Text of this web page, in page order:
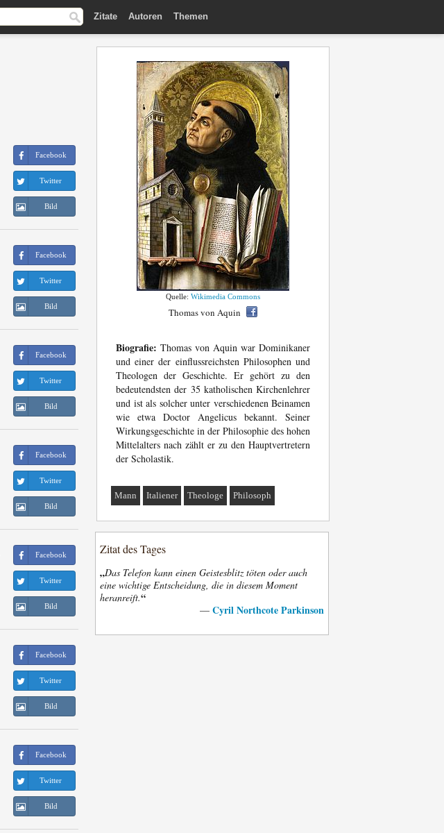
Zitate Autoren Themen
Facebook
Twitter
Bild
Facebook
Twitter
Bild
Facebook
Twitter
Bild
Facebook
Twitter
Bild
Facebook
Twitter
Bild
Facebook
Twitter
Bild
Facebook
Twitter
Bild
Quelle: Wikimedia Commons
Thomas von Aquin
Biografie: Thomas von Aquin war Dominikaner
und einer der einflussreichsten Philosophen und
Theologen der Geschichte. Er gehört zu den
bedeutendsten der 35 katholischen Kirchenlehrer
und ist als solcher unter verschiedenen Beinamen
wie etwa Doctor Angelicus bekannt. Seiner
Wirkungsgeschichte in der Philosophie des hohen
Mittelalters nach zählt er zu den Hauptvertretern
der Scholastik.
Mann Italiener Theologe Philosoph
Zitat des Tages
„Das Telefon kann einen Geistesblitz töten oder auch
eine wichtige Entscheidung, die in diesem Moment
heranreift.“
— Cyril Northcote Parkinson